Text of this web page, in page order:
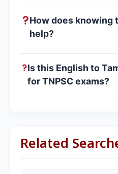
How does knowing
help?
Is this English to
for TNPSC exams?
Related